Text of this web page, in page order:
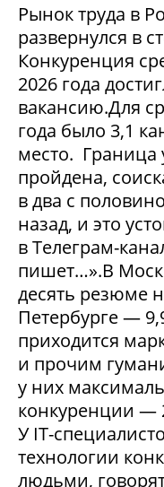
Рынок труда в
развернулся в
Конкуренция
2026 года
вакансию.Для
года было 3,1
место. Граница
пройдена,
в два с
назад, и это
в Телеграм-
пишет…».В
десять резюме
Петербурге —
приходится
и прочим
у них
конкуренции —
У IT-
технологии
людьми,